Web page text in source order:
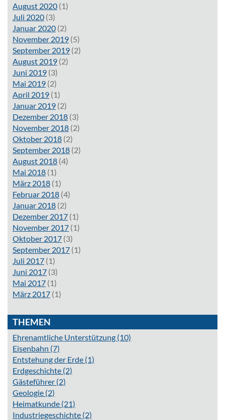
August 2020 (1)
Juli 2020 (3)
Januar 2020 (2)
November 2019 (5)
September 2019 (2)
August 2019 (2)
Juni 2019 (3)
Mai 2019 (2)
April 2019 (1)
Januar 2019 (2)
Dezember 2018 (3)
November 2018 (2)
Oktober 2018 (2)
September 2018 (2)
August 2018 (4)
Mai 2018 (1)
März 2018 (1)
Februar 2018 (4)
Januar 2018 (2)
Dezember 2017 (1)
November 2017 (1)
Oktober 2017 (3)
September 2017 (1)
Juli 2017 (1)
Juni 2017 (3)
Mai 2017 (1)
März 2017 (1)
THEMEN
Ehrenamtliche Unterstützung (10)
Eisenbahn (7)
Entstehung der Erde (1)
Erdgeschichte (2)
Gästeführer (2)
Geologie (2)
Heimatkunde (21)
Industriegeschichte (2)